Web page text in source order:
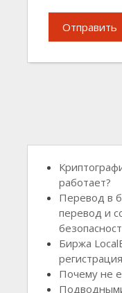
Отправить
работает?
Перевод в
перевод и
Биржа
Почему не